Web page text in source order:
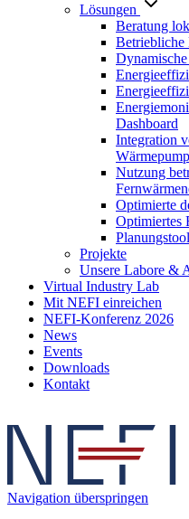
Lösungen
Beratung
Betriebliche
Dashboard
Integration
Nutzung
Optimierte
Optimiertes
Projekte
Unsere Labore &
Virtual Industry Lab
Mit NEFI einreichen
NEFI-Konferenz 2026
News
Events
Downloads
Kontakt
Navigation überspringen